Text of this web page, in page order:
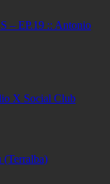
– EP.19 :: Antonio
X Social Club
(Terralba)